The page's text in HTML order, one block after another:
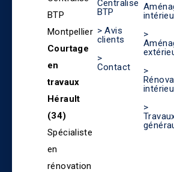
BTP
Montpellier
Courtage
en
travaux
Hérault
(34)
Spécialiste
en
rénovation
Centralise
BTP
> Avis
clients
>
Contact
>
>
>